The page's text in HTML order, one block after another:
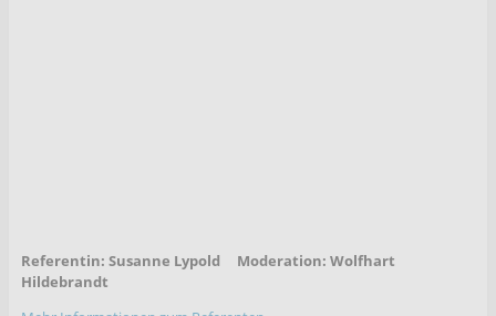
Referentin: Susanne Lypold Moderation: Wolfhart
Hildebrandt